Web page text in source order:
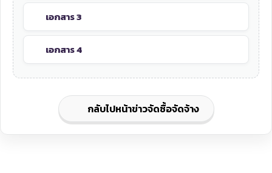
เอกสาร 3
เอกสาร 4
กลับไปหน้าข่าวจัดซื้อจัดจ้าง